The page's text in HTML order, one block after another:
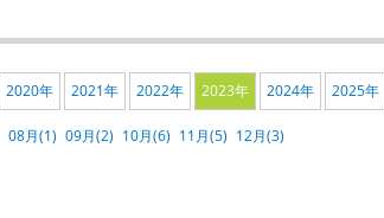
2020年 2021年 2022年 2023年 2024年 2025年
08月(1) 09月(2) 10月(6) 11月(5) 12月(3)